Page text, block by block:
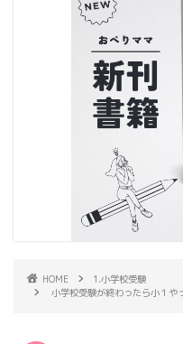
HOME
1.小学校受験
小学校受験が終わったら小１や